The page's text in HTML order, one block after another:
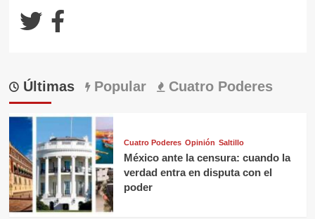
Últimas Popular Cuatro Poderes
Cuatro Poderes Opinión Saltillo
México ante la censura: cuando la
verdad entra en disputa con el
poder